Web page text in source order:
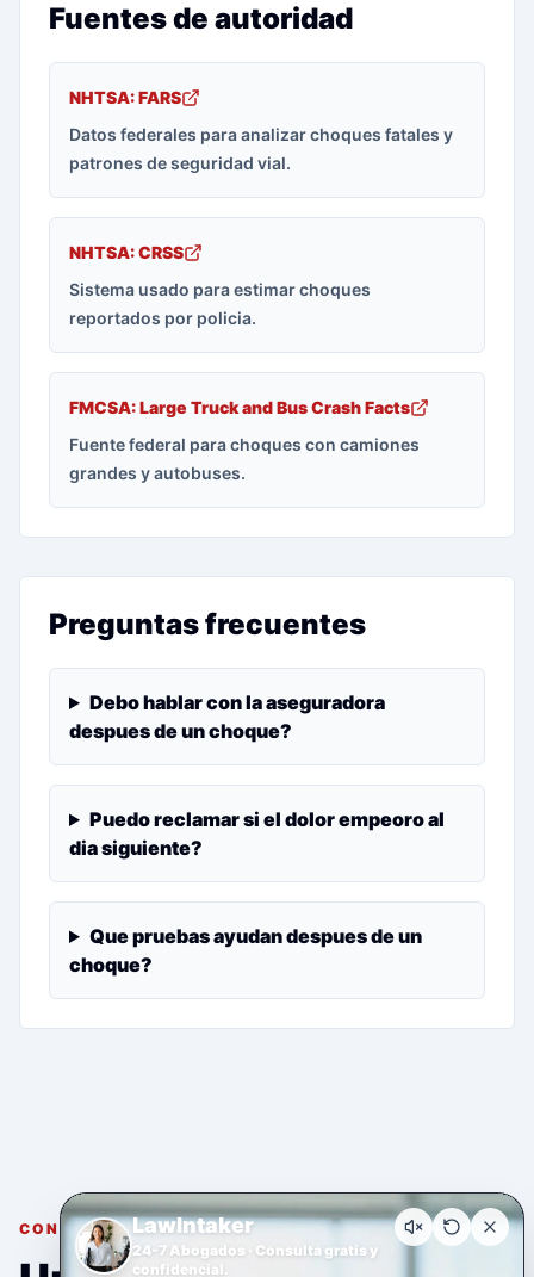
Fuentes de autoridad
NHTSA: FARS
Datos federales para analizar choques fatales y
patrones de seguridad vial.
NHTSA: CRSS
Sistema usado para estimar choques
reportados por policia.
FMCSA: Large Truck and Bus Crash Facts
Fuente federal para choques con camiones
grandes y autobuses.
Preguntas frecuentes
Debo hablar con la aseguradora
despues de un choque?
Puedo reclamar si el dolor empeoro al
dia siguiente?
Que pruebas ayudan despues de un
choque?
CONSULTA GRATUITA Y CONFIDENCIAL
LawIntaker
24-7 Abogados · Consulta gratis y
confidencial.